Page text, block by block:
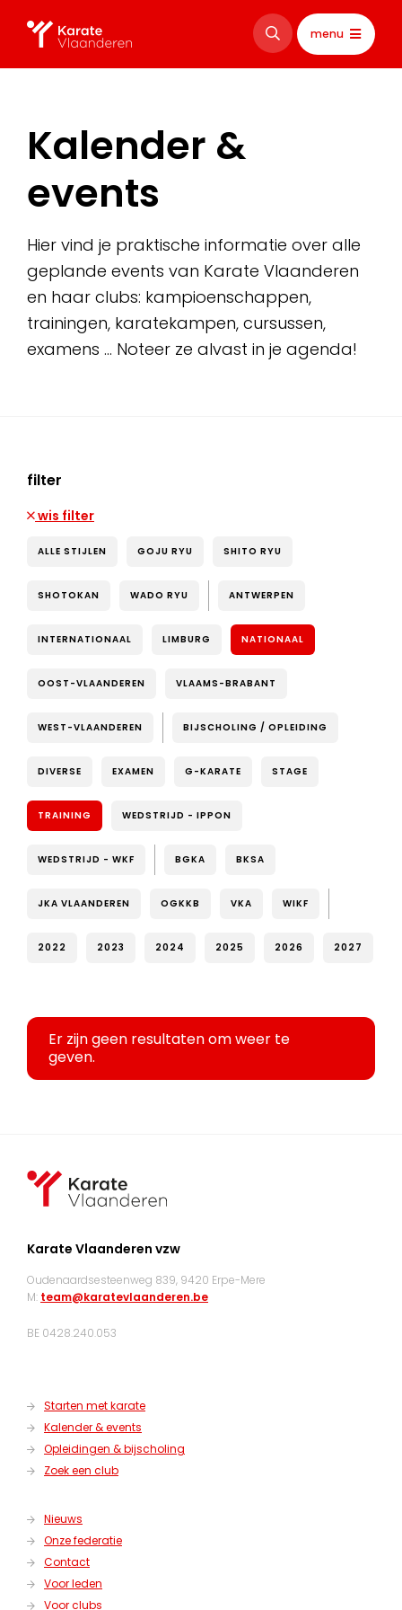
menu
Kalender &
events
Hier vind je praktische informatie over alle
geplande events van Karate Vlaanderen
en haar clubs: kampioenschappen,
trainingen, karatekampen, cursussen,
examens … Noteer ze alvast in je agenda!
filter
wis filter
ALLE STIJLEN GOJU RYU SHITO RYU
SHOTOKAN WADO RYU ANTWERPEN
INTERNATIONAAL LIMBURG NATIONAAL
OOST-VLAANDEREN VLAAMS-BRABANT
WEST-VLAANDEREN BIJSCHOLING / OPLEIDING
DIVERSE EXAMEN G-KARATE STAGE
TRAINING WEDSTRIJD - IPPON
WEDSTRIJD - WKF BGKA BKSA
JKA VLAANDEREN OGKKB VKA WIKF
2022 2023 2024 2025 2026 2027
Er zijn geen resultaten om weer te
geven.
Karate Vlaanderen vzw
Oudenaardsesteenweg 839, 9420 Erpe-Mere
M: team@karatevlaanderen.be
BE 0428.240.053
Starten met karate
Kalender & events
Opleidingen & bijscholing
Zoek een club
Nieuws
Onze federatie
Contact
Voor leden
Voor clubs